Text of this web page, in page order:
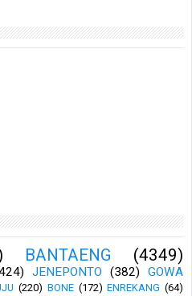
BANTAENG (4349)
JENEPONTO (382)
GOWA
(220) BONE (172) ENREKANG (64)